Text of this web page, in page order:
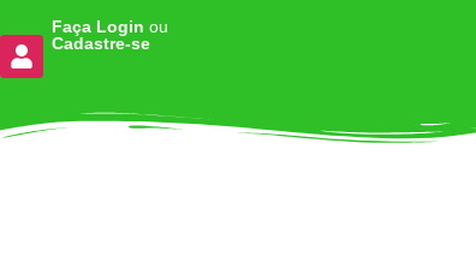
Faça Login ou
Cadastre-se